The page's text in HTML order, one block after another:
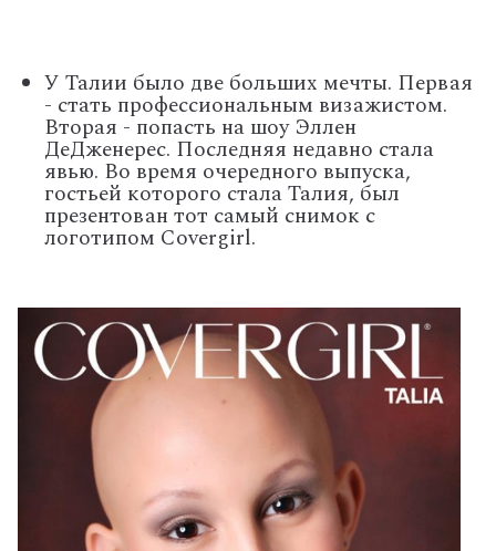
У Талии было две больших мечты. Первая
- стать профессиональным визажистом.
Вторая - попасть на шоу Эллен
ДеДженерес. Последняя недавно стала
явью. Во время очередного выпуска,
гостьей которого стала Талия, был
презентован тот самый снимок с
логотипом Covergirl.